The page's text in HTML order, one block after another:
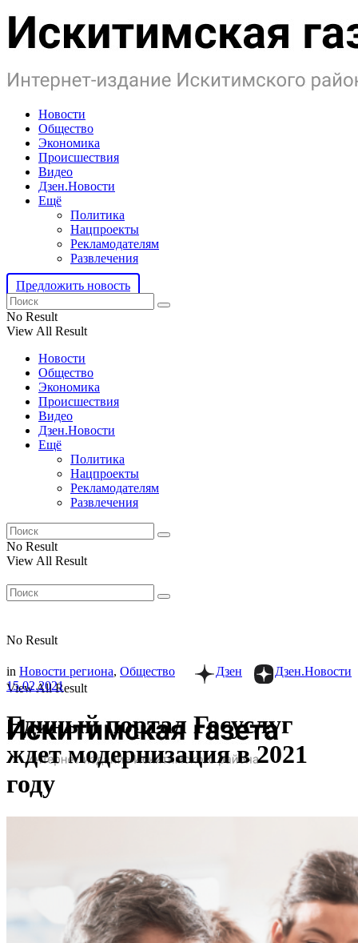
Новости
Общество
Экономика
Происшествия
Видео
Дзен.Новости
Ещё
Политика
Нацпроекты
Рекламодателям
Развлечения
Предложить новость
No Result
View All Result
Новости
Общество
Экономика
Происшествия
Видео
Дзен.Новости
Ещё
Политика
Нацпроекты
Рекламодателям
Развлечения
No Result
View All Result
No Result
View All Result
Дзен.Новости
Дзен
in Новости региона, Общество
15.02.2021
Единый портал Госуслуг
ждет модернизация в 2021
году